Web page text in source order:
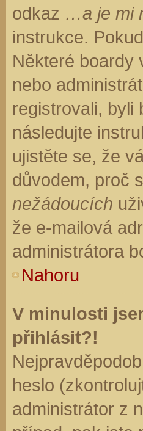
odkaz …a je mi
instrukce.
Některé boardy
nebo
registrovali, byli
následujte
ujistěte se, že
důvodem, proč
nežádoucích
že e-mailová
administrátora
Nahoru
V minulosti
přihlásit?!
heslo
administrátor z